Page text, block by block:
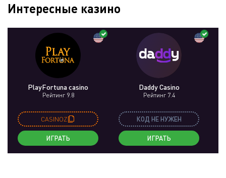
Интересные казино
PlayFortuna casino
Рейтинг 9.8
CASINOZ
ИГРАТЬ
Daddy Casino
Рейтинг 7.4
КОД НЕ НУЖЕН
ИГРАТЬ